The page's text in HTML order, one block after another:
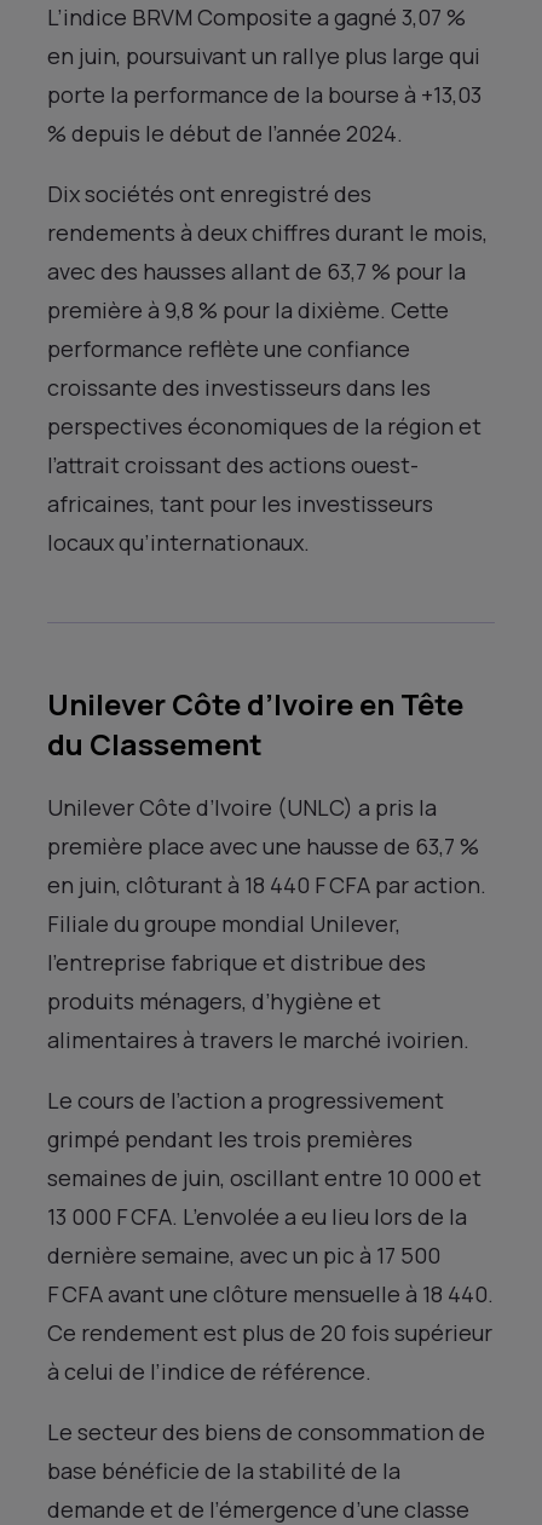
L’indice BRVM Composite a gagné 3,07 %
en juin, poursuivant un rallye plus large qui
porte la performance de la bourse à +13,03
% depuis le début de l’année 2024.
Dix sociétés ont enregistré des
rendements à deux chiffres durant le mois,
avec des hausses allant de 63,7 % pour la
première à 9,8 % pour la dixième. Cette
performance reflète une confiance
croissante des investisseurs dans les
perspectives économiques de la région et
l’attrait croissant des actions ouest-
africaines, tant pour les investisseurs
locaux qu’internationaux.
Unilever Côte d’Ivoire en Tête
du Classement
Unilever Côte d’Ivoire (UNLC) a pris la
première place avec une hausse de 63,7 %
en juin, clôturant à 18 440 F CFA par action.
Filiale du groupe mondial Unilever,
l’entreprise fabrique et distribue des
produits ménagers, d’hygiène et
alimentaires à travers le marché ivoirien.
Le cours de l’action a progressivement
grimpé pendant les trois premières
semaines de juin, oscillant entre 10 000 et
13 000 F CFA. L’envolée a eu lieu lors de la
dernière semaine, avec un pic à 17 500
F CFA avant une clôture mensuelle à 18 440.
Ce rendement est plus de 20 fois supérieur
à celui de l’indice de référence.
Le secteur des biens de consommation de
base bénéficie de la stabilité de la
demande et de l’émergence d’une classe